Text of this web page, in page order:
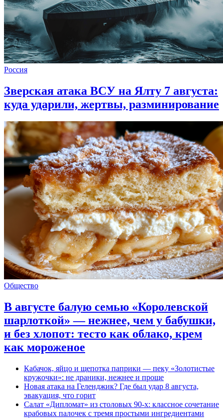
Россия
Зверская атака ВСУ на Ялту 7 августа:
куда ударили, жертвы, разминирование
Общество
В августе балую семью «Королевской
шарлоткой» — нежнее, чем у бабушки,
и без хлопот: тесто как облако, крем
как мороженое
Кабачок, яйцо и щепотка паприки — пеку «Золотистые
кружочки»: не драники, нежнее и проще
Новая атака на Геленджик? Где был удар 8 августа,
эвакуация, что горит
Салат «Дипломат» из столовых 90-х: классное сочетание
крабовых палочек с тремя простыми ингредиентами